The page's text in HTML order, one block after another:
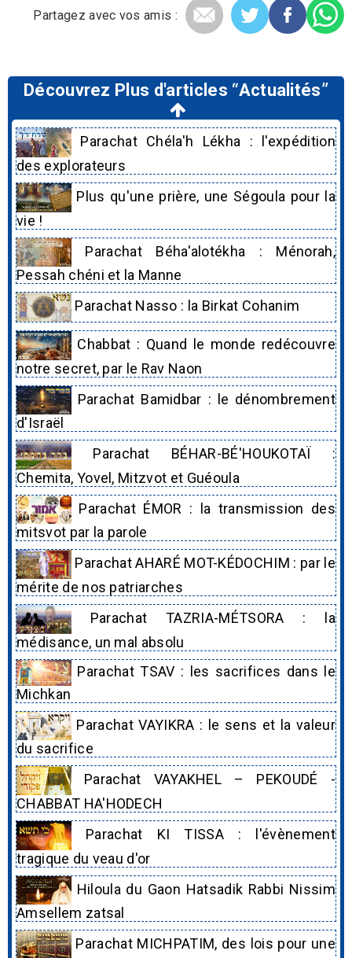
Partagez avec vos amis :
Découvrez Plus d'articles “Actualités”
Parachat Chéla'h Lékha : l'expédition
des explorateurs
Plus qu'une prière, une Ségoula pour la
vie !
Parachat Béha'alotékha : Ménorah,
Pessah chéni et la Manne
Parachat Nasso : la Birkat Cohanim
Chabbat : Quand le monde redécouvre
notre secret, par le Rav Naon
Parachat Bamidbar : le dénombrement
d'Israël
Parachat BÉHAR-BÉ'HOUKOTAÏ :
Chemita, Yovel, Mitzvot et Guéoula
Parachat ÉMOR : la transmission des
mitsvot par la parole
Parachat AHARÉ MOT-KÉDOCHIM : par le
mérite de nos patriarches
Parachat TAZRIA-MÉTSORA : la
médisance, un mal absolu
Parachat TSAV : les sacrifices dans le
Michkan
Parachat VAYIKRA : le sens et la valeur
du sacrifice
Parachat VAYAKHEL – PEKOUDÉ -
CHABBAT HA'HODECH
Parachat KI TISSA : l'évènement
tragique du veau d'or
Hiloula du Gaon Hatsadik Rabbi Nissim
Amsellem zatsal
Parachat MICHPATIM, des lois pour une